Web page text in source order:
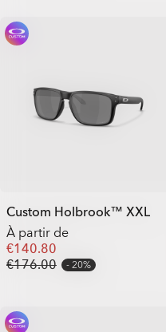
Custom Holbrook™ XXL
À partir de
€140.80
€176.00
20%